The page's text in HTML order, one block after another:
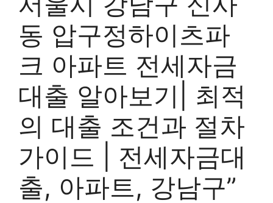
동 압구정하이츠파
크 아파트 전세자금
대출 알아보기| 최적
의 대출 조건과 절차
가이드 | 전세자금대
출, 아파트, 강남구”